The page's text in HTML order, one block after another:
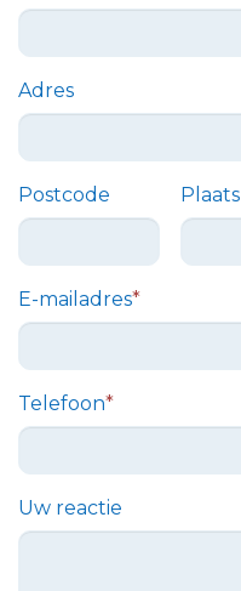
Adres
Postcode Plaats
E-mailadres*
Telefoon*
Uw reactie